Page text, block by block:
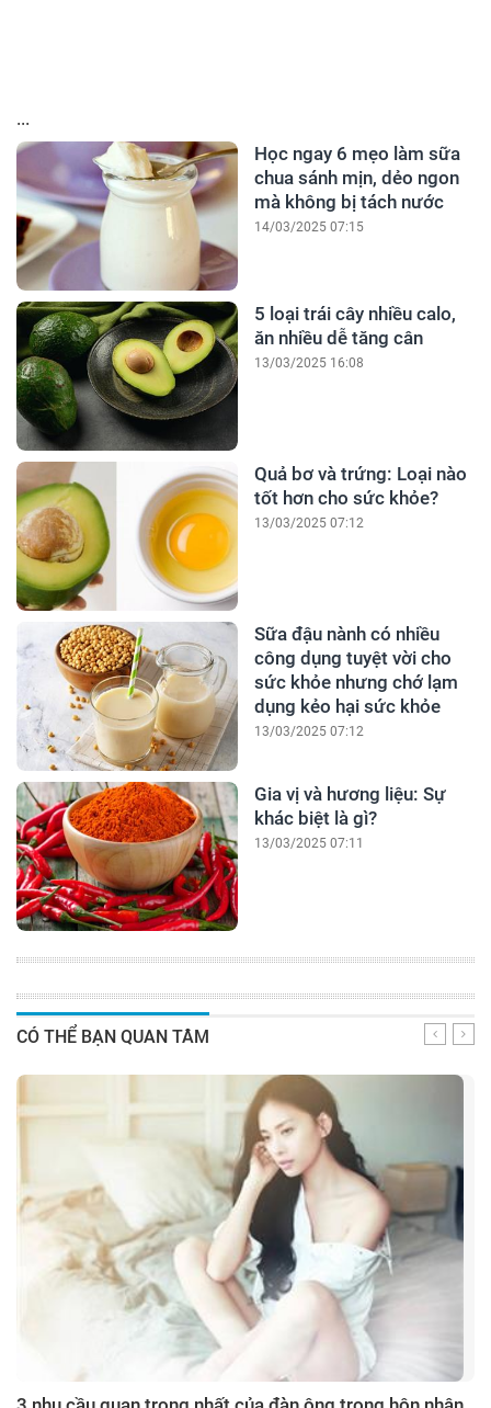
...
Học ngay 6 mẹo làm sữa
chua sánh mịn, dẻo ngon
mà không bị tách nước
14/03/2025 07:15
5 loại trái cây nhiều calo,
ăn nhiều dễ tăng cân
13/03/2025 16:08
Quả bơ và trứng: Loại nào
tốt hơn cho sức khỏe?
13/03/2025 07:12
Sữa đậu nành có nhiều
công dụng tuyệt vời cho
sức khỏe nhưng chớ lạm
dụng kẻo hại sức khỏe
13/03/2025 07:12
Gia vị và hương liệu: Sự
khác biệt là gì?
13/03/2025 07:11
CÓ THỂ BẠN QUAN TÂM